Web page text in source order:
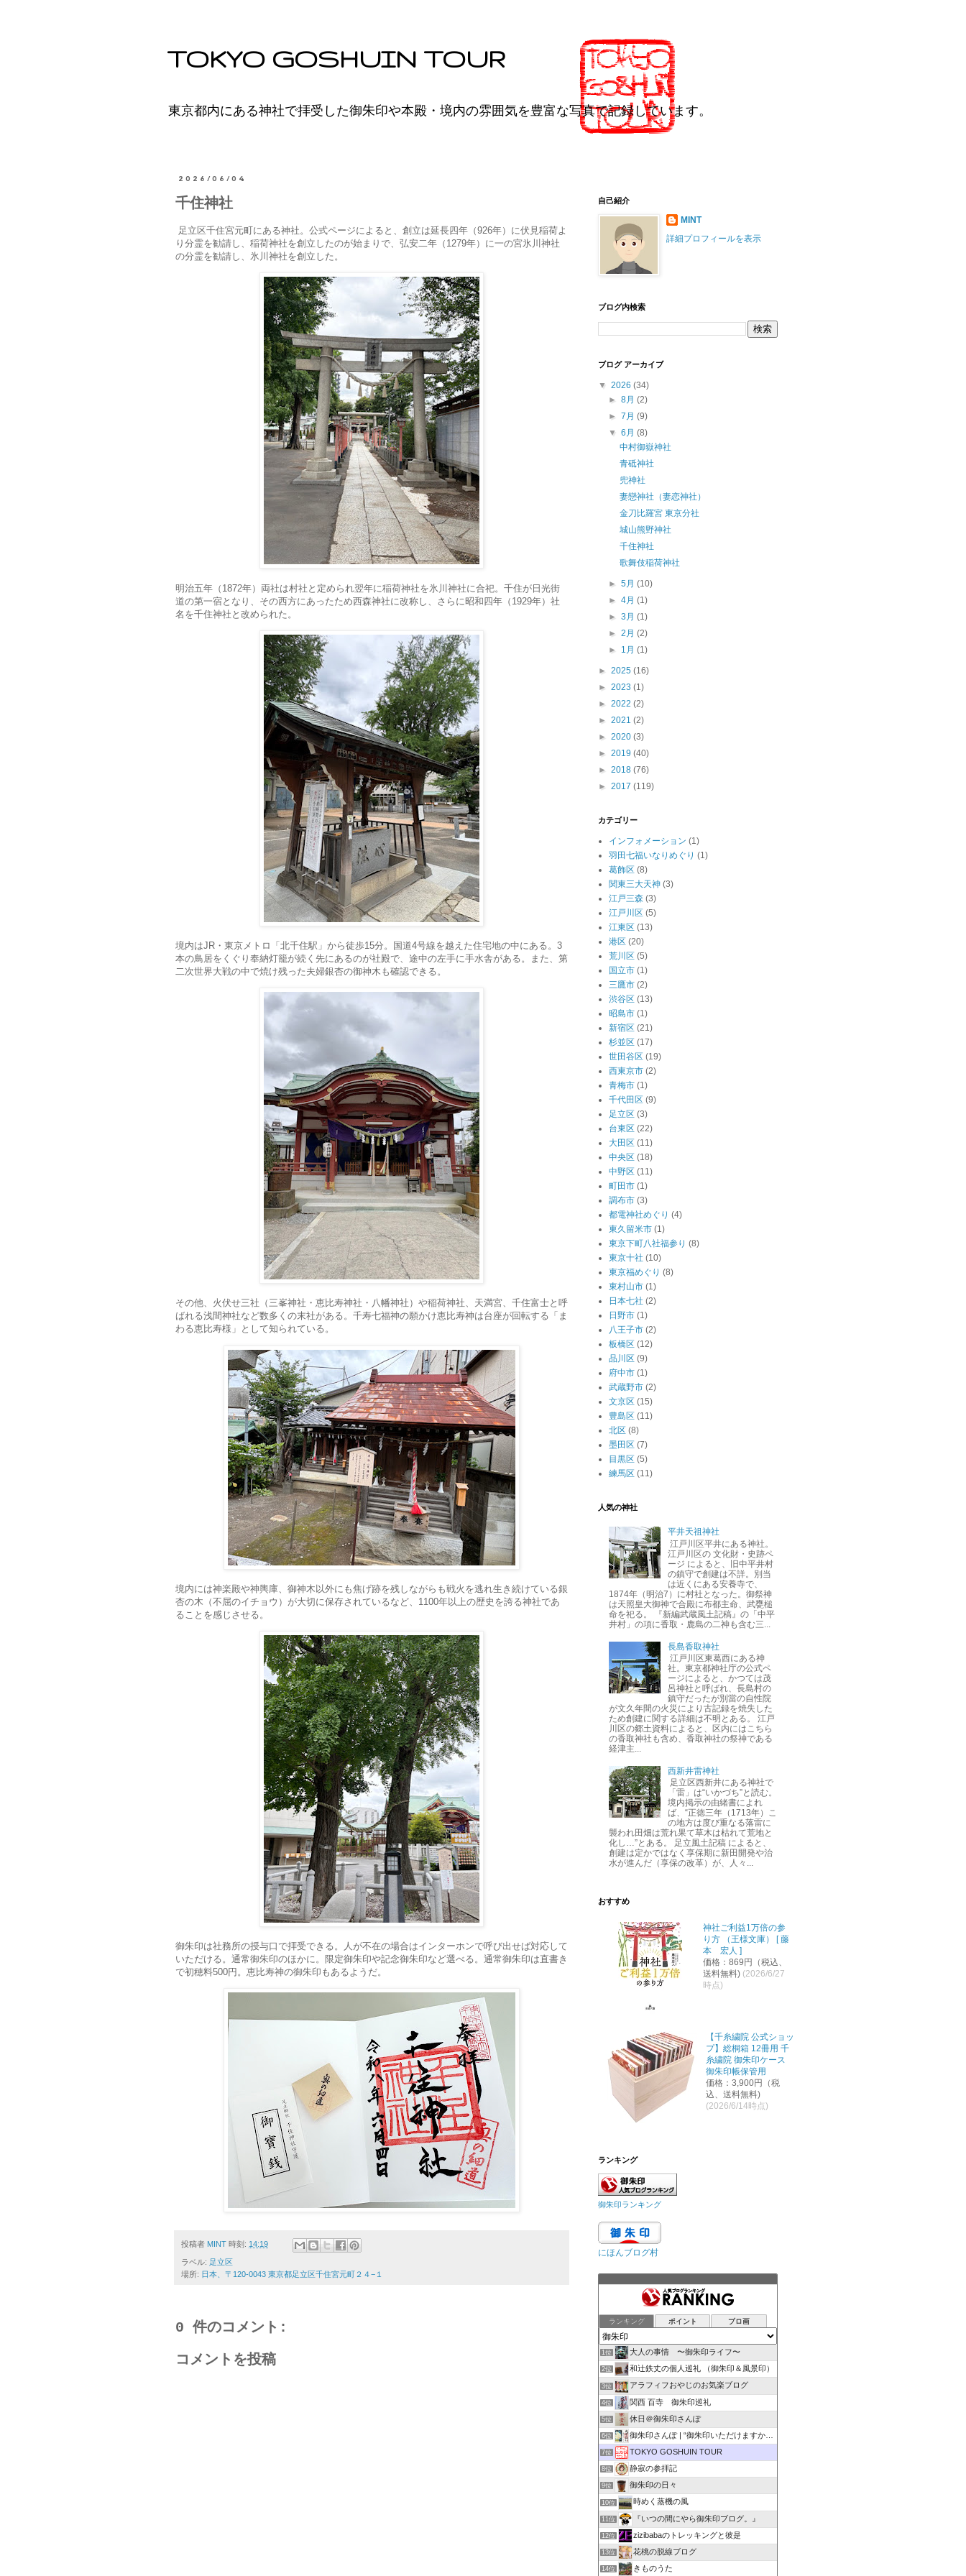
TOKYO GOSHUIN TOUR
東京都内にある神社で拝受した御朱印や本殿・境内の雰囲気を豊富な写真で記録しています。
2026/06/04
千住神社
足立区千住宮元町にある神社。公式ページによると、創立は延長四年（926年）に伏見稲荷よ
り分霊を勧請し、稲荷神社を創立したのが始まりで、弘安二年（1279年）に一の宮氷川神社
の分霊を勧請し、氷川神社を創立した。
明治五年（1872年）両社は村社と定められ翌年に稲荷神社を氷川神社に合祀。千住が日光街
道の第一宿となり、その西方にあったため西森神社に改称し、さらに昭和四年（1929年）社
名を千住神社と改められた。
境内はJR・東京メトロ「北千住駅」から徒歩15分。国道4号線を越えた住宅地の中にある。3
本の鳥居をくぐり奉納灯籠が続く先にあるのが社殿で、途中の左手に手水舎がある。また、第
二次世界大戦の中で焼け残った夫婦銀杏の御神木も確認できる。
その他、火伏せ三社（三峯神社・恵比寿神社・八幡神社）や稲荷神社、天満宮、千住富士と呼
ばれる浅間神社など数多くの末社がある。千寿七福神の願かけ恵比寿神は台座が回転する「ま
わる恵比寿様」として知られている。
境内には神楽殿や神輿庫、御神木以外にも焦げ跡を残しながらも戦火を逃れ生き続けている銀
杏の木（不屈のイチョウ）が大切に保存されているなど、1100年以上の歴史を誇る神社であ
ることを感じさせる。
御朱印は社務所の授与口で拝受できる。人が不在の場合はインターホンで呼び出せば対応して
いただける。通常御朱印のほかに。限定御朱印や記念御朱印など選べる。通常御朱印は直書き
で初穂料500円。恵比寿神の御朱印もあるようだ。
投稿者 MINT 時刻: 14:19
ラベル: 足立区
場所: 日本、〒120-0043 東京都足立区千住宮元町２４−１
0 件のコメント:
コメントを投稿
自己紹介
MINT
詳細プロフィールを表示
ブログ内検索
ブログ アーカイブ
▼ 2026 (34)
►8月(2)
►7月(9)
▼6月(8)
中村御嶽神社
青砥神社
兜神社
妻戀神社（妻恋神社）
金刀比羅宮 東京分社
城山熊野神社
千住神社
歌舞伎稲荷神社
►5月(10)
►4月(1)
►3月(1)
►2月(2)
► 1月(1)
► 2025 (16)
► 2023 (1)
► 2022 (2)
► 2021 (2)
► 2020 (3)
► 2019 (40)
► 2018 (76)
► 2017 (119)
カテゴリー
インフォメーション (1)
羽田七福いなりめぐり (1)
葛飾区 (8)
関東三大天神 (3)
江戸三森 (3)
江戸川区 (5)
江東区 (13)
港区 (20)
荒川区 (5)
国立市 (1)
三鷹市 (2)
渋谷区 (13)
昭島市 (1)
新宿区 (21)
杉並区 (17)
世田谷区 (19)
西東京市 (2)
青梅市 (1)
千代田区 (9)
足立区 (3)
台東区 (22)
大田区 (11)
中央区 (18)
中野区 (11)
町田市 (1)
調布市 (3)
都電神社めぐり (4)
東久留米市 (1)
東京下町八社福参り (8)
東京十社 (10)
東京福めぐり (8)
東村山市 (1)
日本七社 (2)
日野市 (1)
八王子市 (2)
板橋区 (12)
品川区 (9)
府中市 (1)
武蔵野市 (2)
文京区 (15)
豊島区 (11)
北区 (8)
墨田区 (7)
目黒区 (5)
練馬区 (11)
人気の神社
平井天祖神社
江戸川区平井にある神社。
江戸川区の 文化財・史跡ペ
ージ によると、旧中平井村
の鎮守で創建は不詳。別当
は近くにある安養寺で、
1874年（明治7）に村社となった。御祭神
は天照皇大御神で合殿に布都主命、武甕槌
命を祀る。 『新編武蔵風土記稿』の「中平
井村」の項に香取・鹿島の二神も含む三...
長島香取神社
江戸川区東葛西にある神
社。東京都神社庁の公式ペ
ージによると、かつては茂
呂神社と呼ばれ、長島村の
鎮守だったが別當の自性院
が文久年間の火災により古記録を焼失した
ため創建に関する詳細は不明とある。 江戸
川区の郷土資料によると、区内にはこちら
の香取神社も含め、香取神社の祭神である
経津主...
西新井雷神社
足立区西新井にある神社で
「雷」は“いかづち”と読む。
境内掲示の由緒書によれ
ば、“正徳三年（1713年）こ
の地方は度び重なる落雷に
襲われ田畑は荒れ果て草木は枯れて荒地と
化し…”とある。 足立風土記稿 によると、
創建は定かではなく享保期に新田開発や治
水が進んだ（享保の改革）が、人々...
おすすめ
神社ご利益1万倍の参
り方 （王様文庫） [ 藤
本 宏人 ]
価格：869円（税込、
送料無料) (2026/6/27
時点)
【千糸繍院 公式ショッ
プ】総桐箱 12冊用 千
糸繍院 御朱印ケース
御朱印帳保管用
価格：3,900円（税
込、送料無料)
(2026/6/14時点)
ランキング
御朱印ランキング
にほんブログ村
ランキング ポイント ブロ画
1位 大人の事情 〜御朱印ライフ〜
2位 和辻鉄丈の個人巡礼 （御朱印＆風景印）
3位 アラフィフおやじのお気楽ブログ
4位 関西 百寺 御朱印巡礼
5位 休日＠御朱印さんぽ
6位 御朱印さんぽ | “御朱印いただけますか”のひと言から始ま…
7位 TOKYO GOSHUIN TOUR
8位 静寂の参拝記
9位 御朱印の日々
10位 時めく蒸機の風
11位 『いつの間にやら御朱印ブログ。』
12位 zizibabaのトレッキングと彼是
13位 花桃の脱線ブログ
14位 きものうた